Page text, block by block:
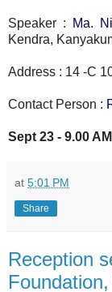
Speaker : Ma.
Kendra,
Address : 14 -C
Contact Person :
Sept 23 - 9.00
at 5:01 PM
Share
Reception